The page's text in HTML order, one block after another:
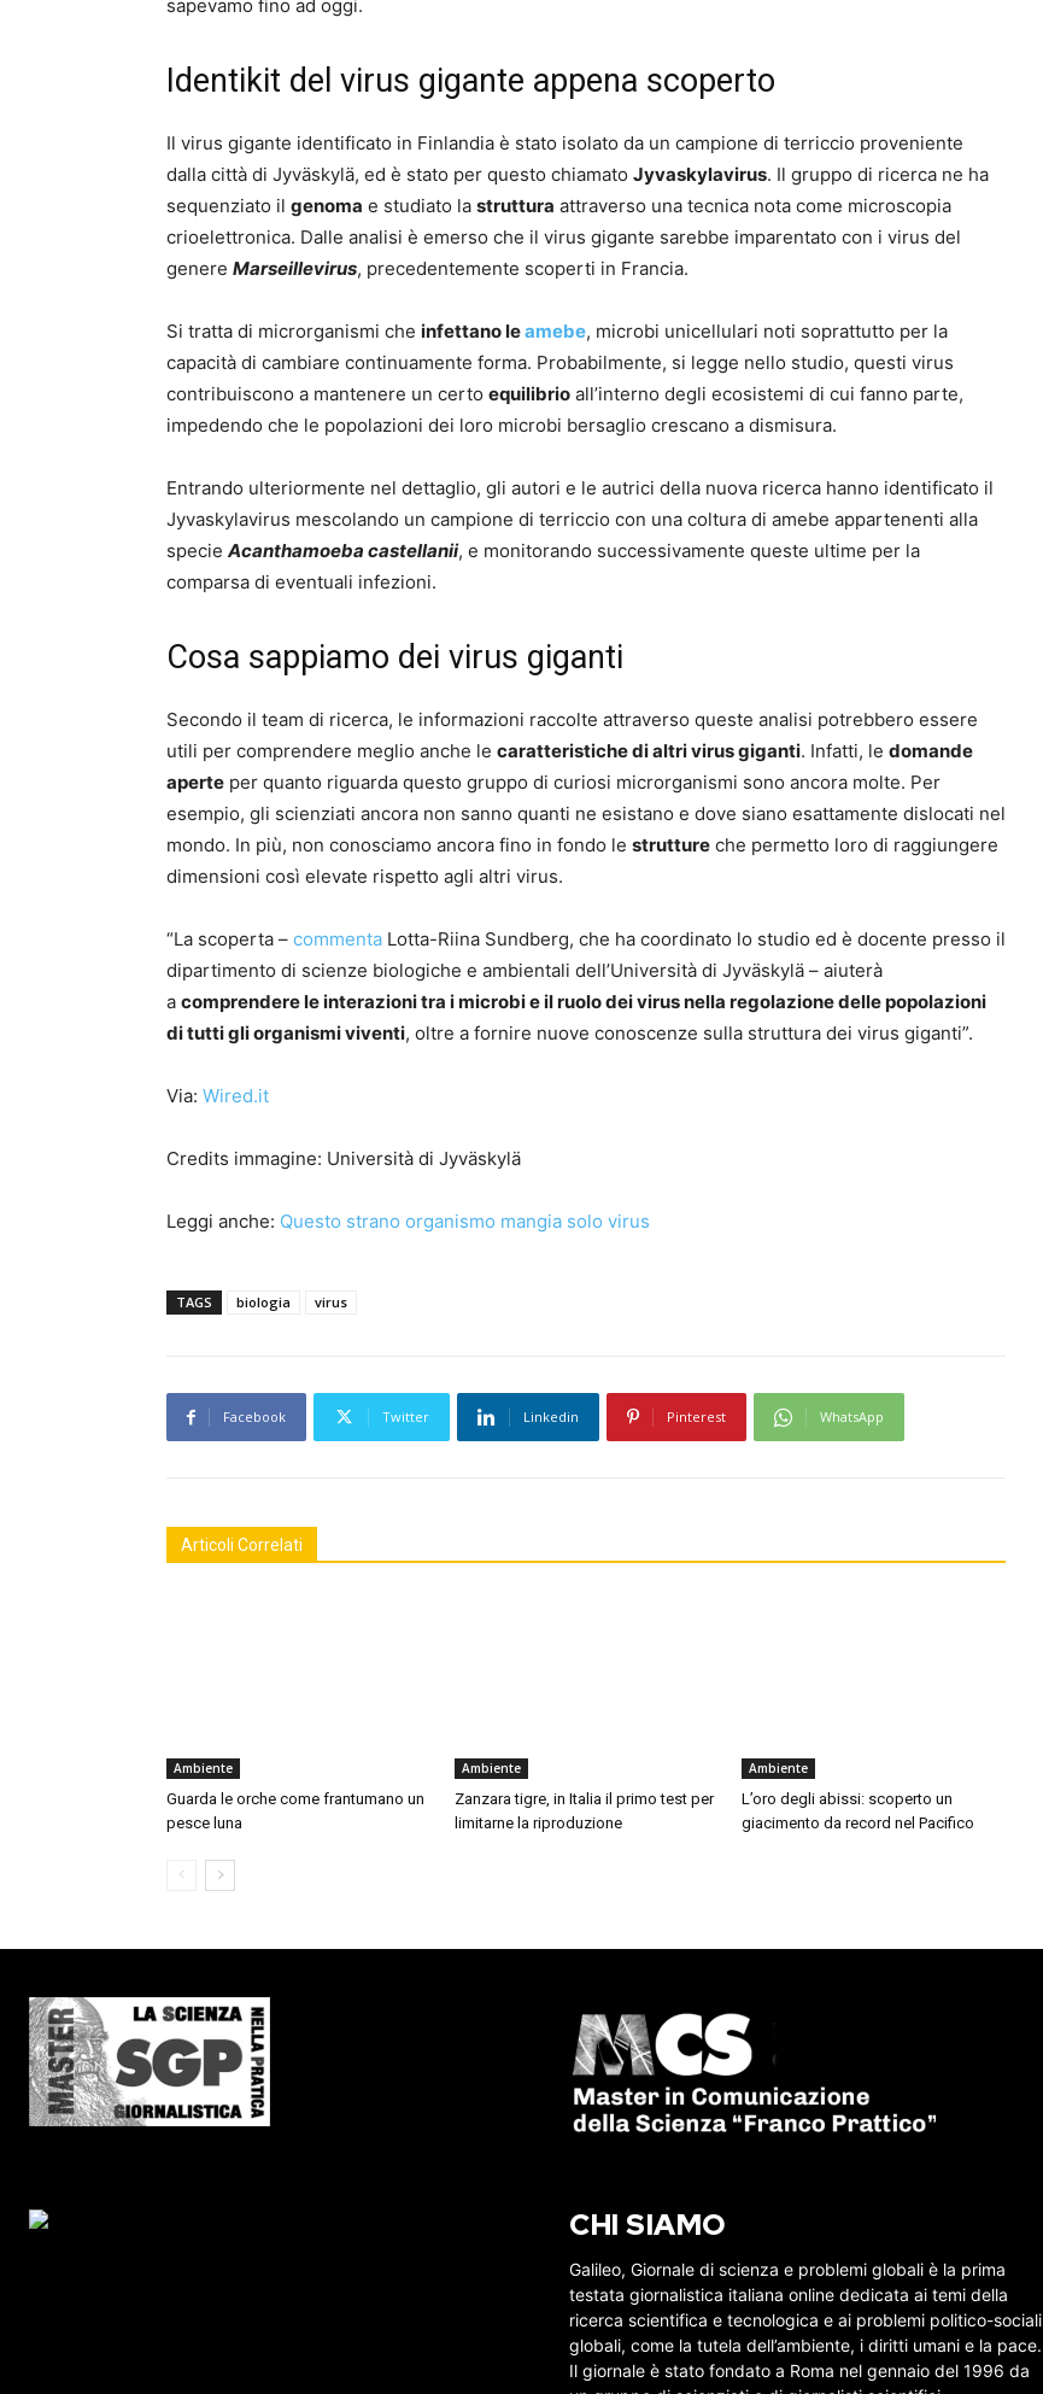
sapevamo fino ad oggi.
Identikit del virus gigante appena scoperto
Il virus gigante identificato in Finlandia è stato isolato da un campione di terriccio proveniente
dalla città di Jyväskylä, ed è stato per questo chiamato Jyvaskylavirus. Il gruppo di ricerca ne ha
sequenziato il genoma e studiato la struttura attraverso una tecnica nota come microscopia
crioelettronica. Dalle analisi è emerso che il virus gigante sarebbe imparentato con i virus del
genere Marseillevirus, precedentemente scoperti in Francia.
Si tratta di microrganismi che infettano leamebe, microbi unicellulari noti soprattutto per la
capacità di cambiare continuamente forma. Probabilmente, si legge nello studio, questi virus
contribuiscono a mantenere un certo equilibrio all’interno degli ecosistemi di cui fanno parte,
impedendo che le popolazioni dei loro microbi bersaglio crescano a dismisura.
Entrando ulteriormente nel dettaglio, gli autori e le autrici della nuova ricerca hanno identificato il
Jyvaskylavirus mescolando un campione di terriccio con una coltura di amebe appartenenti alla
specie Acanthamoeba castellanii, e monitorando successivamente queste ultime per la
comparsa di eventuali infezioni.
Cosa sappiamo dei virus giganti
Secondo il team di ricerca, le informazioni raccolte attraverso queste analisi potrebbero essere
utili per comprendere meglio anche le caratteristiche di altri virus giganti. Infatti, le domande
aperte per quanto riguarda questo gruppo di curiosi microrganismi sono ancora molte. Per
esempio, gli scienziati ancora non sanno quanti ne esistano e dove siano esattamente dislocati nel
mondo. In più, non conosciamo ancora fino in fondo le strutture che permetto loro di raggiungere
dimensioni così elevate rispetto agli altri virus.
“La scoperta – commenta Lotta-Riina Sundberg, che ha coordinato lo studio ed è docente presso il
dipartimento di scienze biologiche e ambientali dell’Università di Jyväskylä – aiuterà
a comprendere le interazioni tra i microbi e il ruolo dei virus nella regolazione delle popolazioni
di tutti gli organismi viventi, oltre a fornire nuove conoscenze sulla struttura dei virus giganti”.
Via: Wired.it
Credits immagine: Università di Jyväskylä
Leggi anche: Questo strano organismo mangia solo virus
TAGS biologia virus
Facebook Twitter Linkedin Pinterest WhatsApp
Articoli Correlati
Ambiente
Guarda le orche come frantumano un
pesce luna
Ambiente
Zanzara tigre, in Italia il primo test per
limitarne la riproduzione
Ambiente
L’oro degli abissi: scoperto un
giacimento da record nel Pacifico
CHI SIAMO
Galileo, Giornale di scienza e problemi globali è la prima
testata giornalistica italiana online dedicata ai temi della
ricerca scientifica e tecnologica e ai problemi politico-sociali
globali, come la tutela dell’ambiente, i diritti umani e la pace.
Il giornale è stato fondato a Roma nel gennaio del 1996 da